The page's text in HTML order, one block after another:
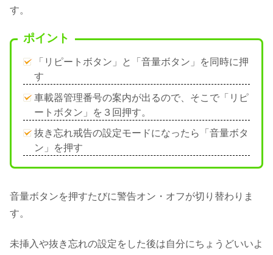
す。
ポイント
「リピートボタン」と「音量ボタン」を同時に押
す
車載器管理番号の案内が出るので、そこで「リピ
ートボタン」を３回押す。
抜き忘れ戒告の設定モードになったら「音量ボタ
ン」を押す
音量ボタンを押すたびに警告オン・オフが切り替わりま
す。
未挿入や抜き忘れの設定をした後は自分にちょうどいいよ